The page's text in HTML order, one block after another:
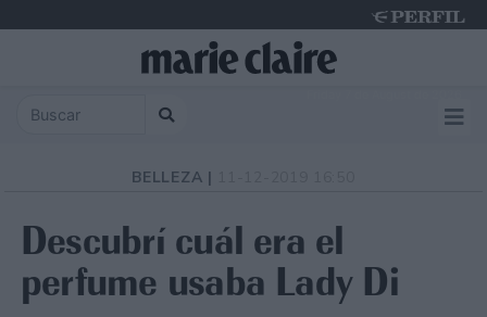
BELLEZA |
Descubrí cuál era el
perfume usaba Lady Di